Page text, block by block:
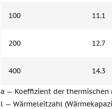
100 11.1
200 12.7
400 14.3
a — Koeffizient der thermischen
l — Wärmeleitzahl